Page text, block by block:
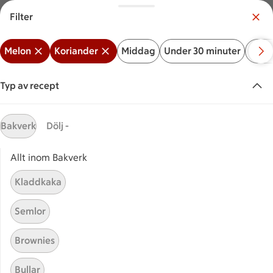
Meny Logga in
Vilken är din butik? Välj butik
Start
Sök ingrediens eller recept
Inga förslag
Melon
ReceptVisar 8 stycken
(8)
Kyckling i kokosmjölk med
Filter
Melon Koriander Middag Under 30 minuter
Typ av recept
Bakverk Dölj -
Allt inom Bakverk
Kladdkaka
Semlor
Brownies
Bullar